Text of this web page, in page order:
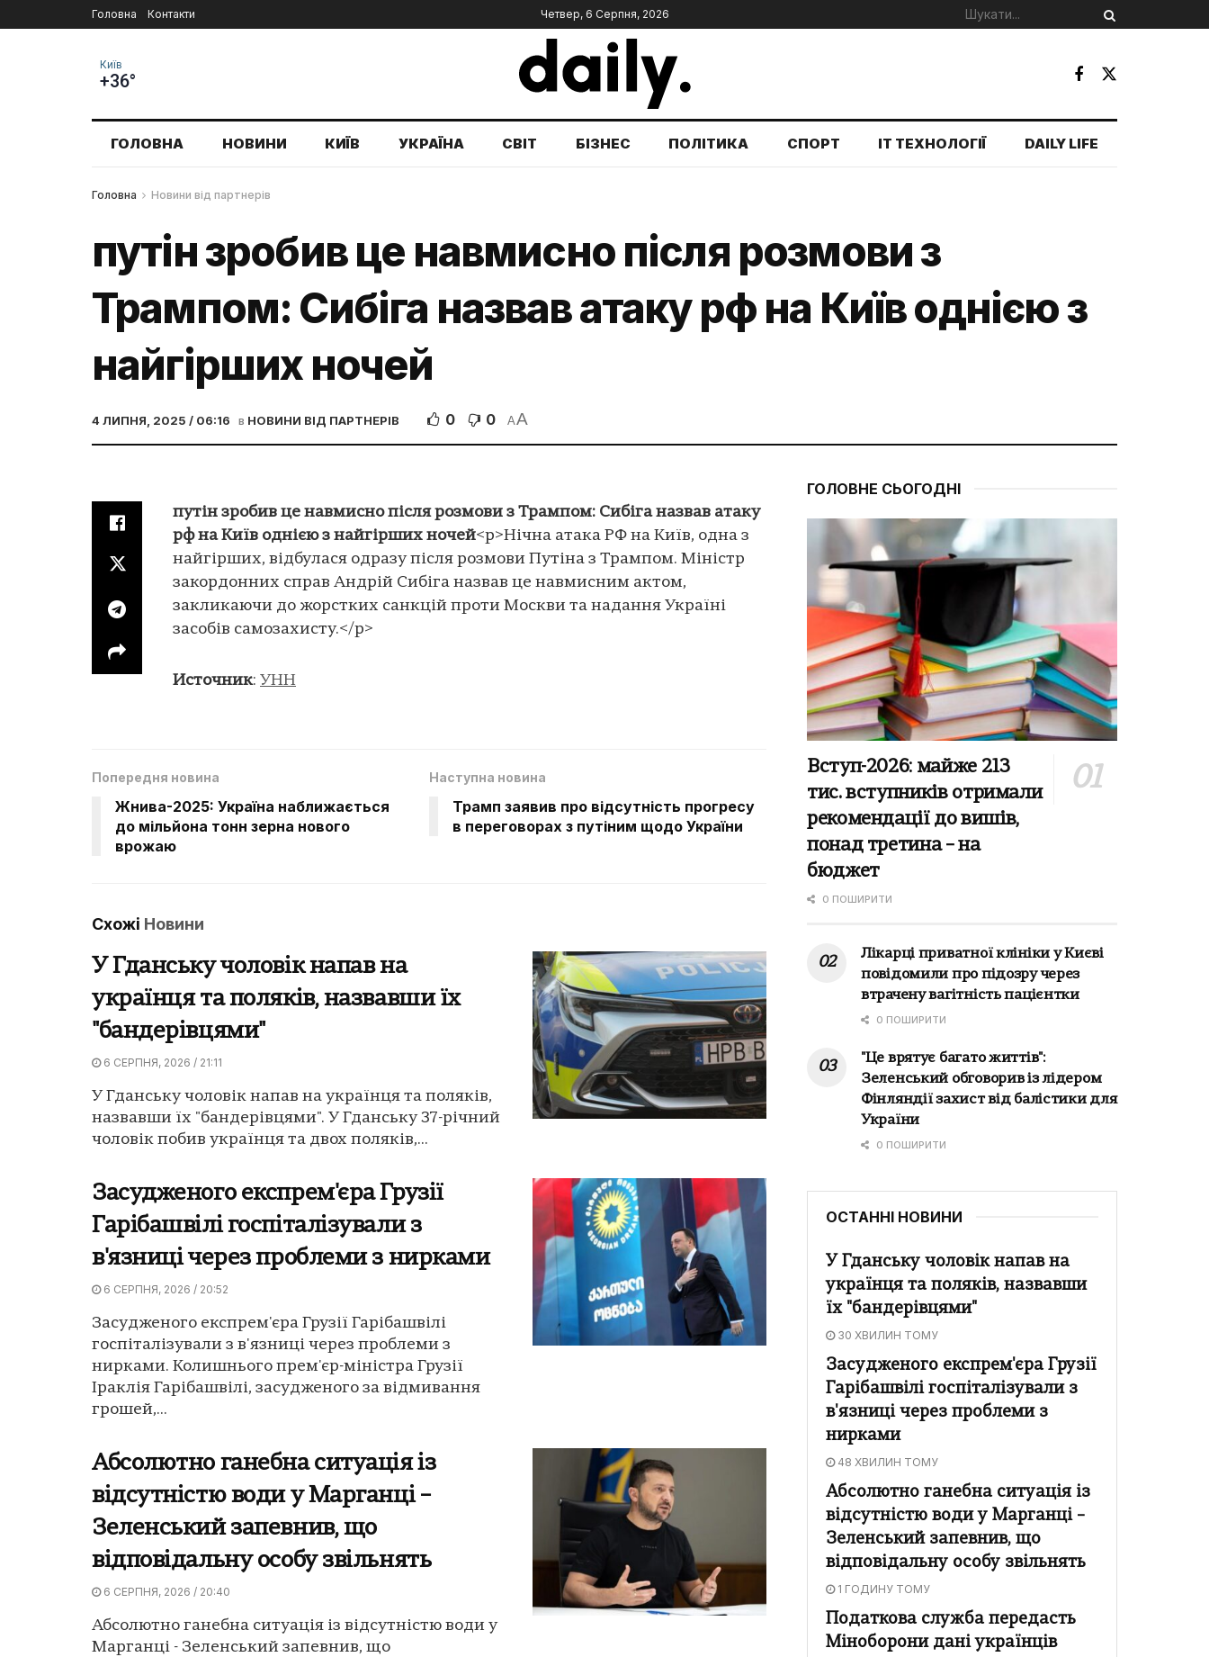
Головна Контакти Четвер, 6 Серпня, 2026
Київ
+36°
ГОЛОВНА НОВИНИ КИЇВ УКРАЇНА СВІТ БІЗНЕС ПОЛІТИКА СПОРТ IT ТЕХНОЛОГІЇ DAILY LIFE
Головна Новини від партнерів
путін зробив це навмисно після розмови з
Трампом: Сибіга назвав атаку рф на Київ однією з
найгірших ночей
4 ЛИПНЯ, 2025 / 06:16 в НОВИНИ ВІД ПАРТНЕРІВ 0 0 AA
путін зробив це навмисно після розмови з Трампом: Сибіга назвав атаку
рф на Київ однією з найгірших ночей<p>Нічна атака РФ на Київ, одна з
найгірших, відбулася одразу після розмови Путіна з Трампом. Міністр
закордонних справ Андрій Сибіга назвав це навмисним актом,
закликаючи до жорстких санкцій проти Москви та надання Україні
засобів самозахисту.</p>
Источник: УНН
Попередня новина
Жнива-2025: Україна наближається
до мільйона тонн зерна нового
врожаю
Наступна новина
Трамп заявив про відсутність прогресу
в переговорах з путіним щодо України
Схожі Новини
У Гданську чоловік напав на
українця та поляків, назвавши їх
"бандерівцями"
6 СЕРПНЯ, 2026 / 21:11
У Гданську чоловік напав на українця та поляків,
назвавши їх "бандерівцями". У Гданську 37-річний
чоловік побив українця та двох поляків,...
Засудженого експрем'єра Грузії
Гарібашвілі госпіталізували з
в'язниці через проблеми з нирками
6 СЕРПНЯ, 2026 / 20:52
Засудженого експрем'єра Грузії Гарібашвілі
госпіталізували з в'язниці через проблеми з
нирками. Колишнього прем'єр-міністра Грузії
Іраклія Гарібашвілі, засудженого за відмивання
грошей,...
Абсолютно ганебна ситуація із
відсутністю води у Марганці –
Зеленський запевнив, що
відповідальну особу звільнять
6 СЕРПНЯ, 2026 / 20:40
Абсолютно ганебна ситуація із відсутністю води у
Марганці - Зеленський запевнив, що
ГОЛОВНЕ СЬОГОДНІ
Вступ-2026: майже 213
тис. вступників отримали
рекомендації до вишів,
понад третина – на
бюджет
0 ПОШИРИТИ
Лікарці приватної клініки у Києві
повідомили про підозру через
втрачену вагітність пацієнтки
0 ПОШИРИТИ
"Це врятує багато життів":
Зеленський обговорив із лідером
Фінляндії захист від балістики для
України
0 ПОШИРИТИ
ОСТАННІ НОВИНИ
У Гданську чоловік напав на
українця та поляків, назвавши
їх "бандерівцями"
30 ХВИЛИН ТОМУ
Засудженого експрем'єра Грузії
Гарібашвілі госпіталізували з
в'язниці через проблеми з
нирками
48 ХВИЛИН ТОМУ
Абсолютно ганебна ситуація із
відсутністю води у Марганці –
Зеленський запевнив, що
відповідальну особу звільнять
1 ГОДИНУ ТОМУ
Податкова служба передасть
Міноборони дані українців